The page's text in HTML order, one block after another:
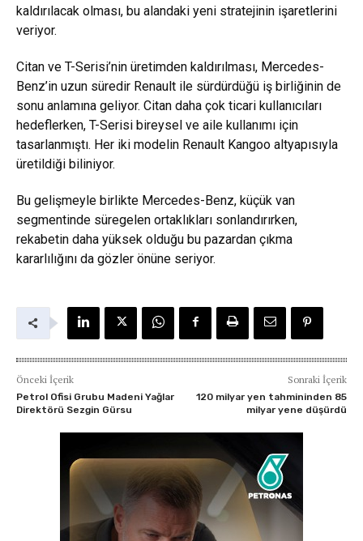
kaldırılacak olması, bu alandaki yeni stratejinin işaretlerini
veriyor.
Citan ve T-Serisi’nin üretimden kaldırılması, Mercedes-
Benz’in uzun süredir Renault ile sürdürdüğü iş birliğinin de
sonu anlamına geliyor. Citan daha çok ticari kullanıcıları
hedeflerken, T-Serisi bireysel ve aile kullanımı için
tasarlanmıştı. Her iki modelin Renault Kangoo altyapısıyla
üretildiği biliniyor.
Bu gelişmeyle birlikte Mercedes-Benz, küçük van
segmentinde süregelen ortaklıkları sonlandırırken,
rekabetin daha yüksek olduğu bu pazardan çıkma
kararlılığını da gözler önüne seriyor.
Önceki İçerik
Petrol Ofisi Grubu Madeni Yağlar
Direktörü Sezgin Gürsu
Sonraki İçerik
120 milyar yen tahmininden 85
milyar yene düşürdü